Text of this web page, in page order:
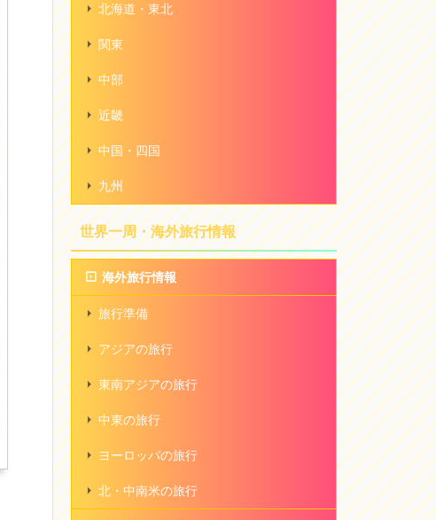
北海道・東北
関東
中部
近畿
中国・四国
九州
世界一周・海外旅行情報
海外旅行情報
旅行準備
アジアの旅行
東南アジアの旅行
中東の旅行
ヨーロッパの旅行
北・中南米の旅行